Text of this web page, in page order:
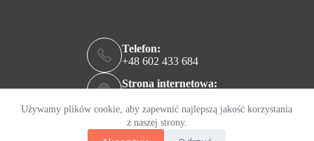
Używamy plików cookie, aby zapewnić najlepszą jakość korzystania
z naszej strony.
Telefon:
+48 602 433 684
Strona internetowa:
Adres e-mail:
kontakt@ziew.online